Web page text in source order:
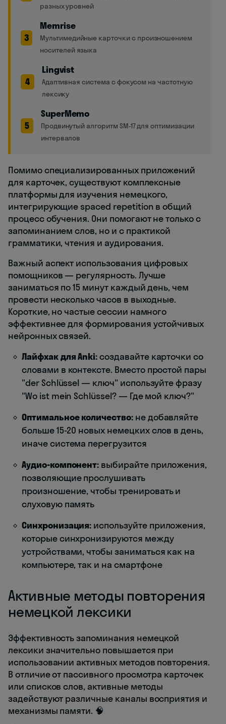
разных уровней
3
Memrise
Мультимедийные карточки с произношением
носителей языка
4
Lingvist
Адаптивная система с фокусом на частотную
лексику
5
SuperMemo
Продвинутый алгоритм SM-17 для оптимизации
интервалов
Помимо специализированных приложений
для карточек, существуют комплексные
платформы для изучения немецкого,
интегрирующие spaced repetition в общий
процесс обучения. Они помогают не только с
запоминанием слов, но и с практикой
грамматики, чтения и аудирования.
Важный аспект использования цифровых
помощников — регулярность. Лучше
заниматься по 15 минут каждый день, чем
провести несколько часов в выходные.
Короткие, но частые сессии намного
эффективнее для формирования устойчивых
нейронных связей.
Лайфхак для Anki:создавайте карточки со
словами в контексте. Вместо простой пары
"der Schlüssel — ключ" используйте фразу
"Wo ist mein Schlüssel? — Где мой ключ?"
Оптимальное количество:не добавляйте
больше 15-20 новых немецких слов в день,
иначе система перегрузится
Аудио-компонент: выбирайте приложения,
позволяющие прослушивать
произношение, чтобы тренировать и
слуховую память
Синхронизация: используйте приложения,
которые синхронизируются между
устройствами, чтобы заниматься как на
компьютере, так и на смартфоне
Активные методы повторения
немецкой лексики
Эффективность запоминания немецкой
лексики значительно повышается при
использовании активных методов повторения.
В отличие от пассивного просмотра карточек
или списков слов, активные методы
задействуют различные каналы восприятия и
механизмы памяти. 🧠